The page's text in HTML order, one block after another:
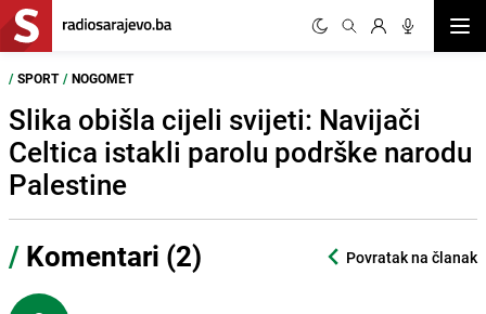
/ SPORT / NOGOMET
Slika obišla cijeli svijeti: Navijači
Celtica istakli parolu podrške narodu
Palestine
/ Komentari (2) Povratak na članak